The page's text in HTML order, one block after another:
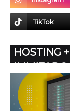
HOSTING